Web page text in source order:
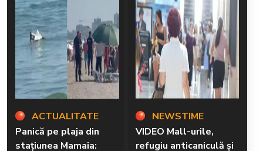
ACTUALITATE
Panică pe plaja din
stațiunea Mamaia:
NEWSTIME
VIDEO Mall-urile,
refugiu anticaniculă și